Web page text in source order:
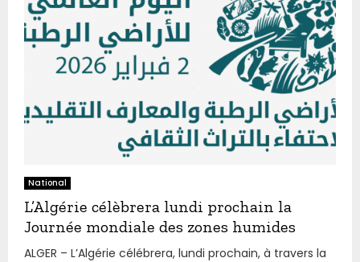
National
L’Algérie célèbrera lundi prochain la
Journée mondiale des zones humides
ALGER – L’Algérie célébrera, lundi prochain, à travers la